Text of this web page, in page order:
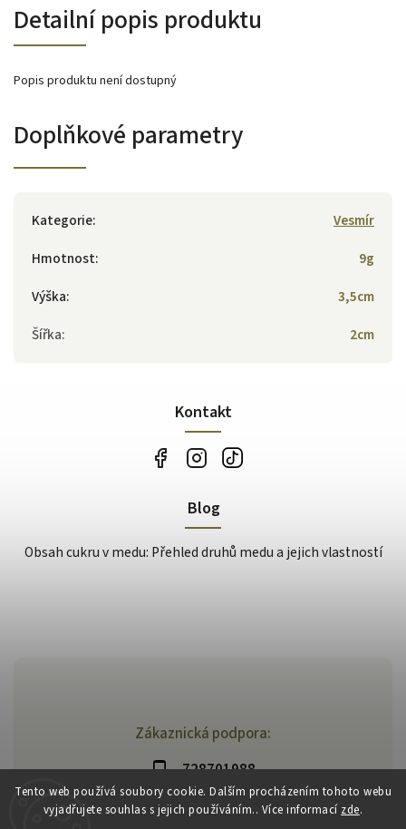
Tento web používá soubory cookie. Dalším procházením tohoto webu
vyjadřujete souhlas s jejich používáním.. Více informací zde.
Detailní popis produktu
Popis produktu není dostupný
Doplňkové parametry
Kategorie:
Vesmír
Hmotnost:
9g
Výška:
3,5cm
Šířka: 2cm
Zákaznická podpora:
728701988
Kontakt
Blog
Obsah cukru v medu: Přehled druhů medu a jejich vlastností